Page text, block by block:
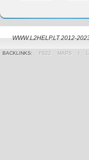
WWW.L2HELP.LT 2012-
BACKLINKS: FS22 MAPS Ι